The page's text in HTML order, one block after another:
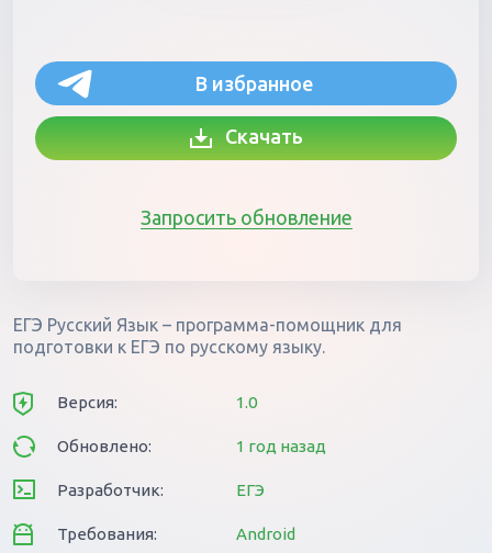
В избранное
Скачать
Запросить обновление
ЕГЭ Русский Язык – программа-помощник для
подготовки к ЕГЭ по русскому языку.
Версия: 1.0
Обновлено: 1 год назад
Разработчик: ЕГЭ
Требования: Android